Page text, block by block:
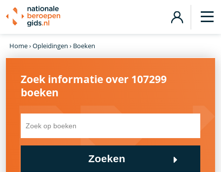
Home›Opleidingen › Boeken
Zoek informatie over 107299
boeken
Zoeken